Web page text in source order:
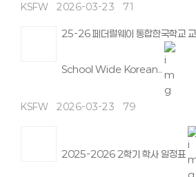
KSFW 2026-03-23 71
25-26 페더럴웨이 통합한국학교
School Wide Korean..
KSFW 2026-03-23 79
2025-2026 2학기 학사 일정표